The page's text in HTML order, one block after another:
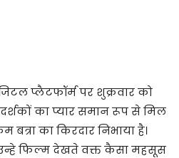
प्लैटफॉर्म पर शुक्रवार को
का प्यार समान रूप से मिल
का किरदार निभाया है।
उन्हे फिल्म देखते वक्त कैसा महसूस